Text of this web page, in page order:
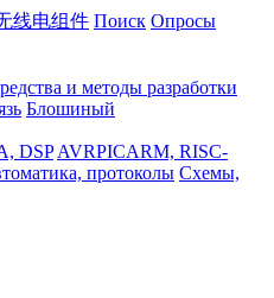
线电组件 Поиск Опросы
и методы разработки
Блошиный
DSP AVRPICARM, RISC-
протоколы Схемы,